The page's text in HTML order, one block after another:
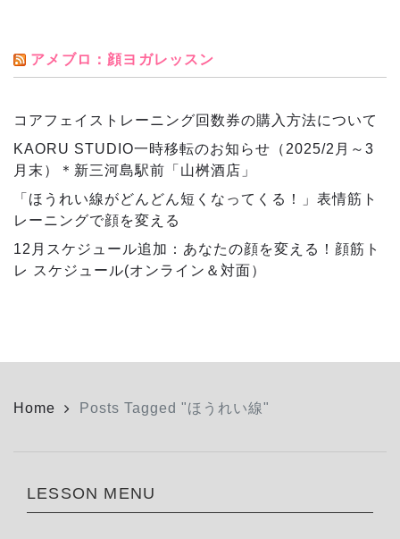
アメブロ：顔ヨガレッスン
コアフェイストレーニング回数券の購入方法について
KAORU STUDIO一時移転のお知らせ（2025/2月～3
月末）＊新三河島駅前「山桝酒店」
「ほうれい線がどんどん短くなってくる！」表情筋ト
レーニングで顔を変える
12月スケジュール追加：あなたの顔を変える！顔筋ト
レ スケジュール(オンライン＆対面）
Home Posts Tagged "ほうれい線"
LESSON MENU